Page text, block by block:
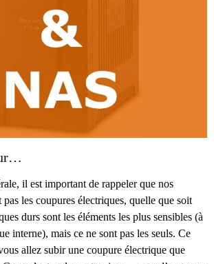
il est important de rappeler que nos
pas les coupures électriques, quelle que soit
durs sont les éléments les plus sensibles (à
interne), mais ce ne sont pas les seuls. Ce
allez subir une coupure électrique que